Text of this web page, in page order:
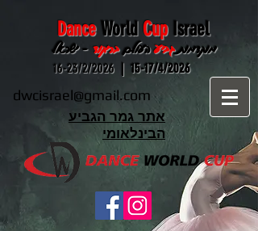
DanceWorld Cup Israel
מוקדמותגביעהעולםבריקוד- ישראל
15-17/4/2026 |
16-23/2/2026
dwcisrael@gmail.com
אתר גמר הגביע
הבינלאומי